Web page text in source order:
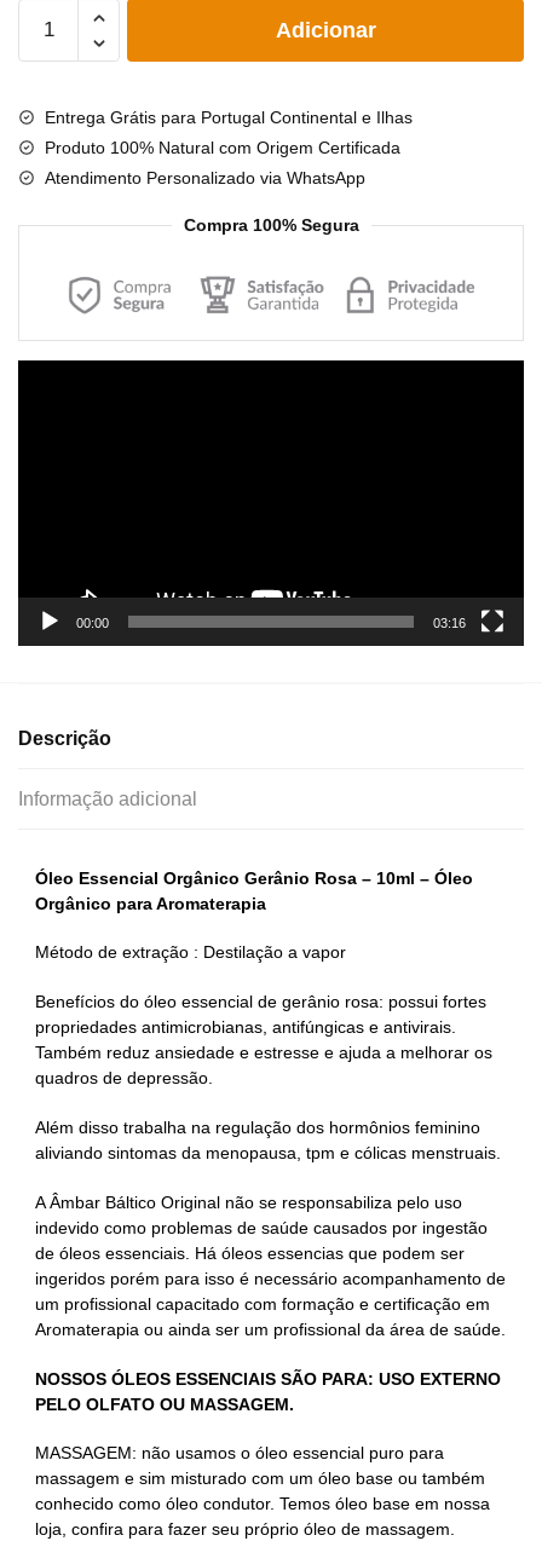
Quantidade
Orgânico
Gerânio
Rosa
para
Adicionar
Entrega Grátis para Portugal Continental e Ilhas
Produto 100% Natural com Origem Certificada
Atendimento Personalizado via WhatsApp
Compra 100% Segura
00:00 03:16
Descrição
Informação adicional
Óleo Essencial Orgânico Gerânio Rosa – 10ml – Óleo
Orgânico para Aromaterapia
Método de extração : Destilação a vapor
Benefícios do óleo essencial de gerânio rosa: possui fortes
propriedades antimicrobianas, antifúngicas e antivirais.
Também reduz ansiedade e estresse e ajuda a melhorar os
quadros de depressão.
Além disso trabalha na regulação dos hormônios feminino
aliviando sintomas da menopausa, tpm e cólicas menstruais.
A Âmbar Báltico Original não se responsabiliza pelo uso
indevido como problemas de saúde causados por ingestão
de óleos essenciais. Há óleos essencias que podem ser
ingeridos porém para isso é necessário acompanhamento de
um profissional capacitado com formação e certificação em
Aromaterapia ou ainda ser um profissional da área de saúde.
NOSSOS ÓLEOS ESSENCIAIS SÃO PARA: USO EXTERNO
PELO OLFATO OU MASSAGEM.
MASSAGEM: não usamos o óleo essencial puro para
massagem e sim misturado com um óleo base ou também
conhecido como óleo condutor. Temos óleo base em nossa
loja, confira para fazer seu próprio óleo de massagem.